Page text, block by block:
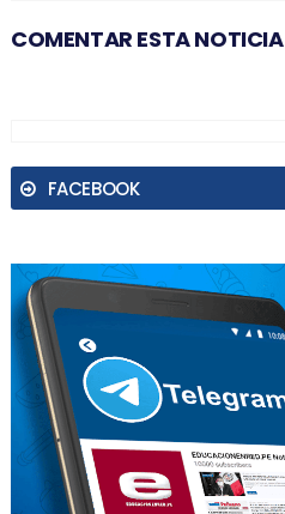
COMENTAR ESTA NOTICIA
FACEBOOK